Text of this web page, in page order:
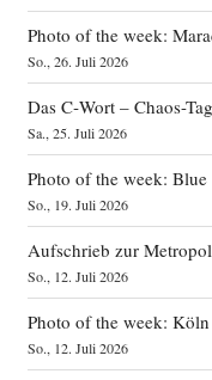
Photo of the week:
So., 26. Juli 2026
Das C‑Wort – Chaos-
Sa., 25. Juli 2026
Photo of the week: Blue
So., 19. Juli 2026
Aufschrieb zur
So., 12. Juli 2026
Photo of the week:
So., 12. Juli 2026